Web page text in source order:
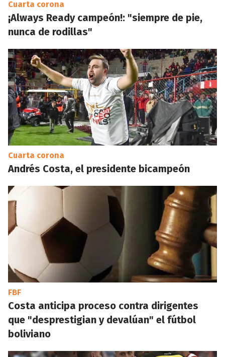
Cuarta corona
¡Always Ready campeón!: "siempre de pie,
nunca de rodillas"
Cuarta corona
Andrés Costa, el presidente bicampeón
FBF
Costa anticipa proceso contra dirigentes
que "desprestigian y devalúan" el fútbol
boliviano